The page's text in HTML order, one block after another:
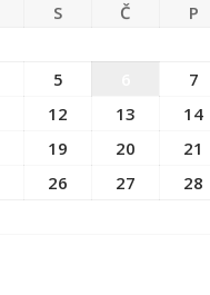
S Č P
5 7
12 13 14
19 20 21
26 27 28